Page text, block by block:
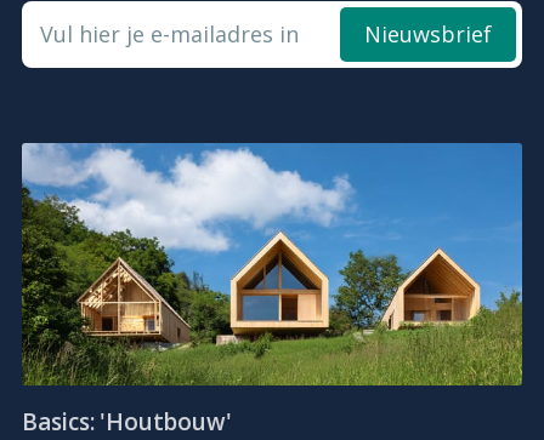
Vul hier je e-mailadres in Nieuwsbrief
Basics: 'Houtbouw'